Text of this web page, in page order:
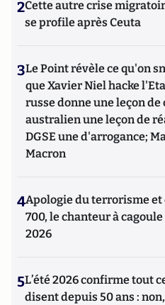
2Cette autre crise
se profile après Ceuta
3Le Point révèle ce qu'on
que Xavier Niel hacke
russe donne une leçon de
australien une leçon de
DGSE une d'arrogance;
Macron
4Apologie du terrorisme
700, le chanteur à cagoule
2026
5L’été 2026 confirme tout
disent depuis 50 ans :